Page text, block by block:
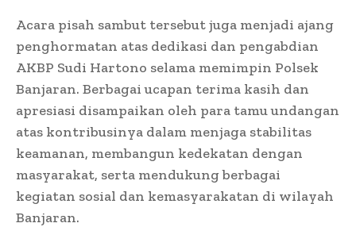
Acara pisah sambut tersebut juga menjadi ajang
penghormatan atas dedikasi dan pengabdian
AKBP Sudi Hartono selama memimpin Polsek
Banjaran. Berbagai ucapan terima kasih dan
apresiasi disampaikan oleh para tamu undangan
atas kontribusinya dalam menjaga stabilitas
keamanan, membangun kedekatan dengan
masyarakat, serta mendukung berbagai
kegiatan sosial dan kemasyarakatan di wilayah
Banjaran.